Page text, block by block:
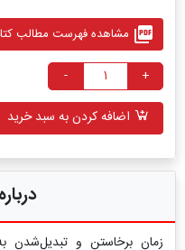
picture_as_pdf مشاهده فهرست مطالب
+
-
اضافه کردن به سبد خرید
زمان برخاستن و تبدیل‌شدن